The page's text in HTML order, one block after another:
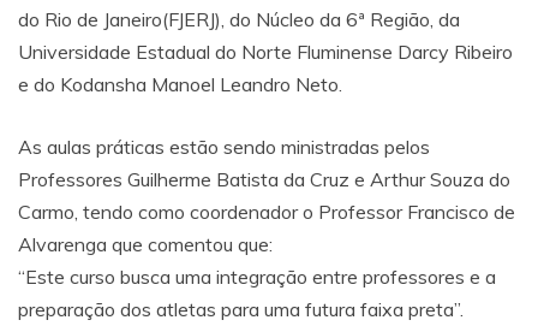
do Rio de Janeiro(FJERJ), do Núcleo da 6ª Região, da
Universidade Estadual do Norte Fluminense Darcy Ribeiro
e do Kodansha Manoel Leandro Neto.
As aulas práticas estão sendo ministradas pelos
Professores Guilherme Batista da Cruz e Arthur Souza do
Carmo, tendo como coordenador o Professor Francisco de
Alvarenga que comentou que:
“Este curso busca uma integração entre professores e a
preparação dos atletas para uma futura faixa preta”.